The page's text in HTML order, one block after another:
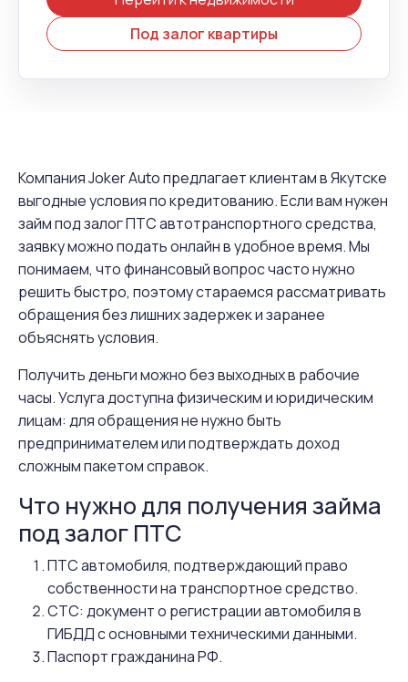
Под залог квартиры
Компания Joker Auto предлагает клиентам в Якутске
выгодные условия по кредитованию. Если вам нужен
займ под залог ПТС автотранспортного средства,
заявку можно подать онлайн в удобное время. Мы
понимаем, что финансовый вопрос часто нужно
решить быстро, поэтому стараемся рассматривать
обращения без лишних задержек и заранее
объяснять условия.
Получить деньги можно без выходных в рабочие
часы. Услуга доступна физическим и юридическим
лицам: для обращения не нужно быть
предпринимателем или подтверждать доход
сложным пакетом справок.
Что нужно для получения займа
под залог ПТС
ПТС автомобиля, подтверждающий право
собственности на транспортное средство.
СТС: документ о регистрации автомобиля в
ГИБДД с основными техническими данными.
Паспорт гражданина РФ.